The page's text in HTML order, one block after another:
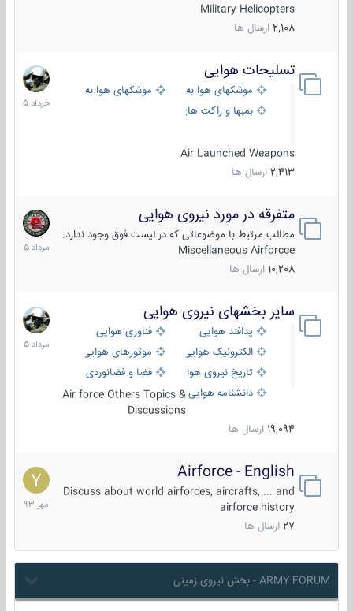
Military Helicopters
2,108 ارسال ها
تسلیحات هوایی
موشکهای هوا به هوا
موشکهای هوا به سطح
بمبها و راکت های هوایی
Air Launched Weapons
2,413 ارسال ها
30
خرداد
1405
متفرقه در مورد نیروی هوایی
مطالب مرتبط با موضوعاتی که در لیست فوق وجود ندارد.
Miscellaneous Airforcce
10,208 ارسال ها
7
مرداد
1405
سایر بخشهای نیروی هوایی
پدافند هوایی
فناوری هوایی
الکترونیک هوایی
موتورهای هوایی
تاریخ نیروی هوایی
فضا و فضانوردی
دانشنامه هواییAir force Others Topics &
Discussions
19,094 ارسال ها
2
مرداد
1405
Airforce - English
Discuss about world airforces, aircrafts, ... and
airforce history
27 ارسال ها
15
مهر
1393
ARMY FORUM - بخش نیروی زمینی